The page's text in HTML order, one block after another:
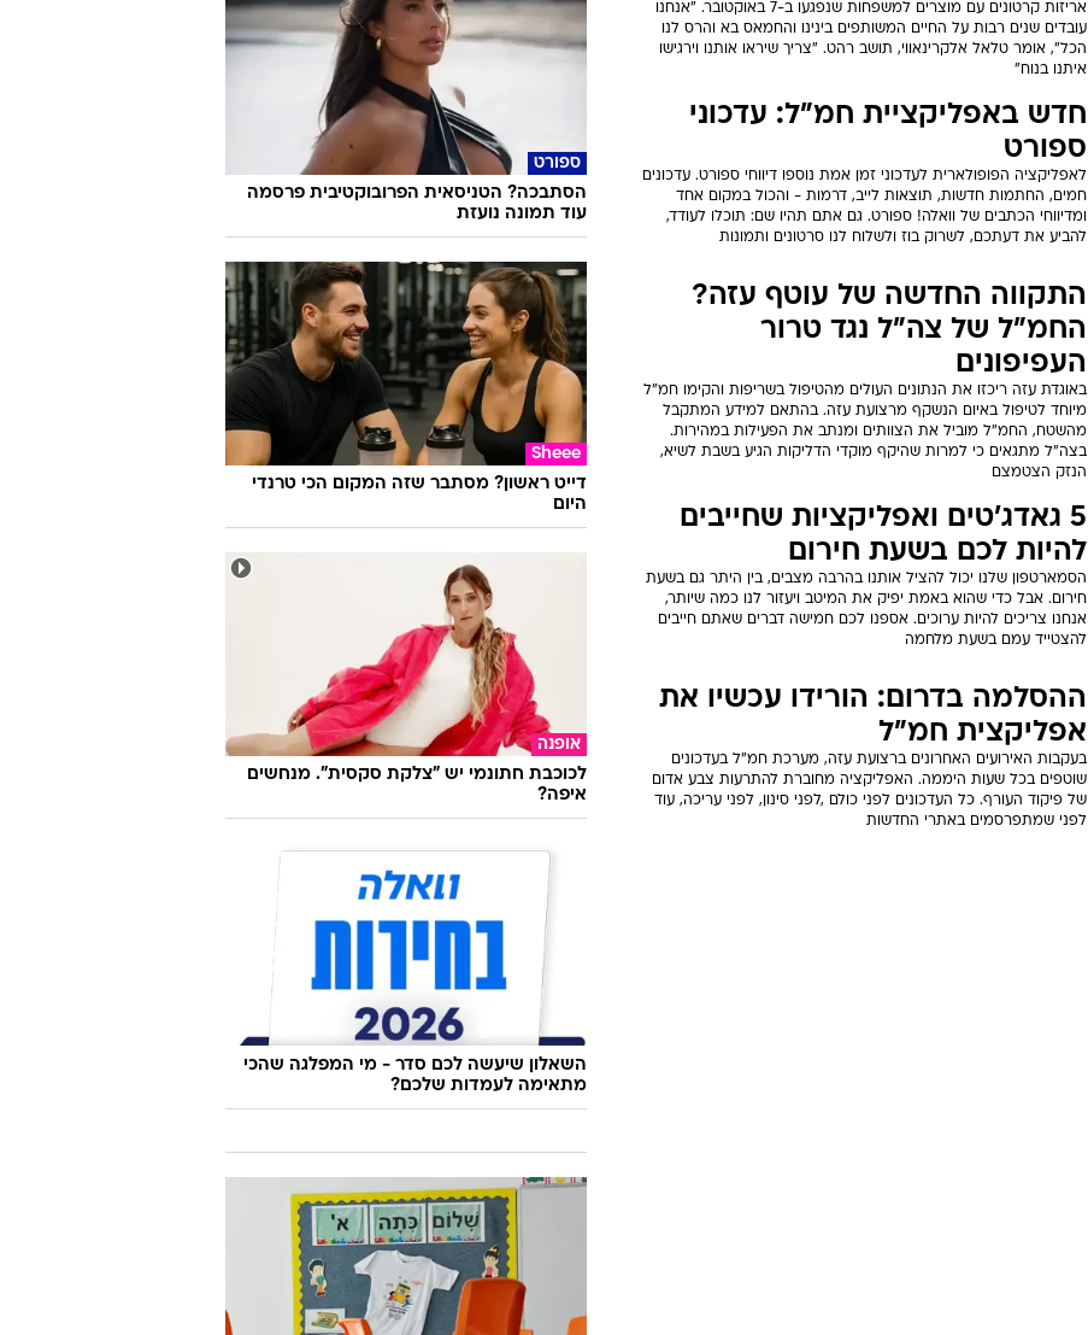
אריזות קרטונים עם מוצרים למשפחות שנפגעו ב-7 באוקטובר. "אנחנו
עובדים שנים רבות על החיים המשותפים בינינו והחמאס בא והרס לנו
הכל", אומר טלאל אלקרינאווי, תושב רהט. "צריך שיראו אותנו וירגישו
איתנו בנוח"
חדש באפליקציית חמ"ל: עדכוני
ספורט
לאפליקציה הפופולארית לעדכוני זמן אמת נוספו דיווחי ספורט. עדכונים
חמים, החתמות חדשות, תוצאות לייב, דרמות - והכול במקום אחד
ומדיווחי הכתבים של וואלה! ספורט. גם אתם תהיו שם: תוכלו לעודד,
להביע את דעתכם, לשרוק בוז ולשלוח לנו סרטונים ותמונות
התקווה החדשה של עוטף עזה?
החמ"ל של צה"ל נגד טרור
העפיפונים
באוגדת עזה ריכזו את הנתונים העולים מהטיפול בשריפות והקימו חמ"ל
מיוחד לטיפול באיום הנשקף מרצועת עזה. בהתאם למידע המתקבל
מהשטח, החמ"ל מוביל את הצוותים ומנתב את הפעילות במהירות.
בצה"ל מתגאים כי למרות שהיקף מוקדי הדליקות הגיע בשבת לשיא,
הנזק הצטמצם
5 גאדג'טים ואפליקציות שחייבים
להיות לכם בשעת חירום
הסמארטפון שלנו יכול להציל אותנו בהרבה מצבים, בין היתר גם בשעת
חירום. אבל כדי שהוא באמת יפיק את המיטב ויעזור לנו כמה שיותר,
אנחנו צריכים להיות ערוכים. אספנו לכם חמישה דברים שאתם חייבים
להצטייד עמם בשעת מלחמה
ההסלמה בדרום: הורידו עכשיו את
אפליקצית חמ"ל
בעקבות האירועים האחרונים ברצועת עזה, מערכת חמ"ל בעדכונים
שוטפים בכל שעות היממה. האפליקציה מחוברת להתרעות צבע אדום
של פיקוד העורף. כל העדכונים לפני כולם ,לפני סינון, לפני עריכה, עוד
לפני שמתפרסמים באתרי החדשות
ספורט
הסתבכה? הטניסאית הפרובוקטיבית פרסמה
עוד תמונה נועזת
Sheee
דייט ראשון? מסתבר שזה המקום הכי טרנדי
היום
אופנה
לכוכבת חתונמי יש "צלקת סקסית". מנחשים
איפה?
השאלון שיעשה לכם סדר - מי המפלגה שהכי
מתאימה לעמדות שלכם?